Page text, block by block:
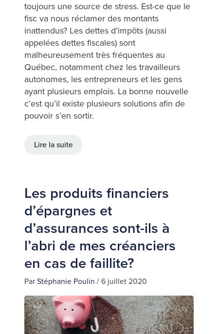
toujours une source de stress. Est-ce que le
fisc va nous réclamer des montants
inattendus? Les dettes d’impôts (aussi
appelées dettes fiscales) sont
malheureusement très fréquentes au
Québec, notamment chez les travailleurs
autonomes, les entrepreneurs et les gens
ayant plusieurs emplois. La bonne nouvelle
c’est qu’il existe plusieurs solutions afin de
pouvoir s’en sortir.
Lire la suite
Les produits financiers
d’épargnes et
d’assurances sont-ils à
l’abri de mes créanciers
en cas de faillite?
Par Stéphanie Poulin / 6 juillet 2020